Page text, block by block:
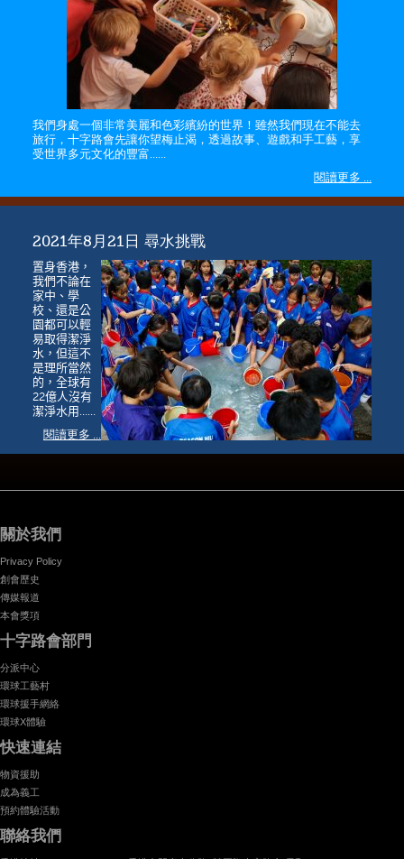
我們身處一個非常美麗和色彩繽紛的世界！雖然我們現在不能去
旅行，十字路會先讓你望梅止渴，透過故事、遊戲和手工藝，享
受世界多元文化的豐富……
閱讀更多 ...
2021年8月21日 尋水挑戰
置身香港，
我們不論在
家中、學
校、還是公
園都可以輕
易取得潔淨
水，但這不
是理所當然
的，全球有
22億人沒有
潔淨水用……
閱讀更多 ...
關於我們
Privacy Policy
創會歷史
傳媒報道
本會獎項
十字路會部門
分派中心
環球工藝村
環球援手網絡
環球X體驗
快速連結
物資援助
成為義工
預約體驗活動
聯絡我們